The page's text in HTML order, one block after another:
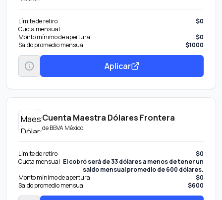
Límite de retiro
$0
Cuota mensual
Monto mínimo de apertura
$0
Saldo promedio mensual
$1000
Aplicar
Cuenta Maestra Dólares Frontera
deBBVA México
Límite de retiro
$0
Cuota mensual El cobró será de 33 dólares a menos de tener un
saldo mensual promedio de 600 dólares.
Monto mínimo de apertura
$0
Saldo promedio mensual
$600